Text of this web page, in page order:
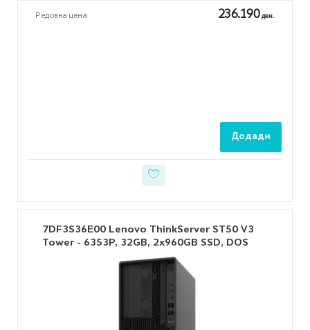
Редовна цена 236.190 ден.
Додади
7DF3S36E00 Lenovo ThinkServer ST50 V3
Tower - 6353P, 32GB, 2x960GB SSD, DOS